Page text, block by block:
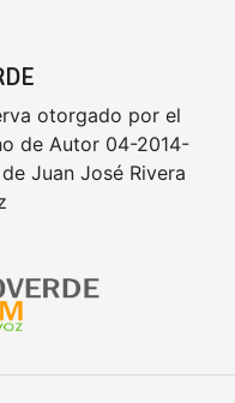
otorgado por el
de Autor 04-2014-
Juan José Rivera